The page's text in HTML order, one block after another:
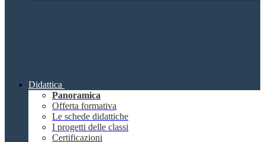
Didattica
Panoramica
Offerta formativa
Le schede didattiche
I progetti delle classi
Certificazioni